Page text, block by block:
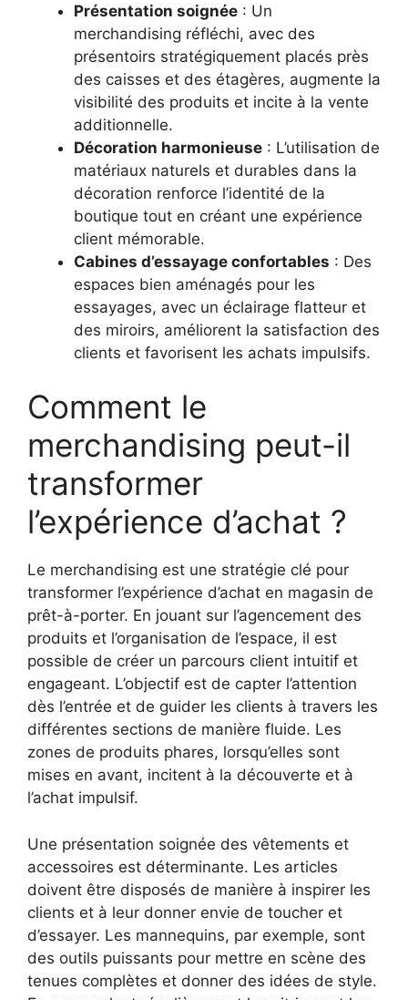
Présentation soignée : Un
merchandising réfléchi, avec des
présentoirs stratégiquement placés près
des caisses et des étagères, augmente la
visibilité des produits et incite à la vente
additionnelle.
Décoration harmonieuse : L’utilisation de
matériaux naturels et durables dans la
décoration renforce l’identité de la
boutique tout en créant une expérience
client mémorable.
Cabines d’essayage confortables : Des
espaces bien aménagés pour les
essayages, avec un éclairage flatteur et
des miroirs, améliorent la satisfaction des
clients et favorisent les achats impulsifs.
Comment le
merchandising peut-il
transformer
l’expérience d’achat ?
Le merchandising est une stratégie clé pour
transformer l’expérience d’achat en magasin de
prêt-à-porter. En jouant sur l’agencement des
produits et l’organisation de l’espace, il est
possible de créer un parcours client intuitif et
engageant. L’objectif est de capter l’attention
dès l’entrée et de guider les clients à travers les
différentes sections de manière fluide. Les
zones de produits phares, lorsqu’elles sont
mises en avant, incitent à la découverte et à
l’achat impulsif.
Une présentation soignée des vêtements et
accessoires est déterminante. Les articles
doivent être disposés de manière à inspirer les
clients et à leur donner envie de toucher et
d’essayer. Les mannequins, par exemple, sont
des outils puissants pour mettre en scène des
tenues complètes et donner des idées de style.